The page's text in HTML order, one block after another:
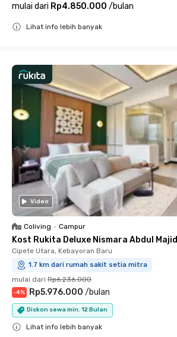
mulai dari Rp4.850.000 /bulan
Lihat info lebih banyak
Video
Coliving • Campur
Kost Rukita Deluxe Nismara Abdul Majid
Cipete Utara, Kebayoran Baru
1.7 km dari rumah sakit setia mitra
mulai dari Rp6.236.000
-4% Rp5.976.000 /bulan
Diskon sewa min. 12 Bulan
Lihat info lebih banyak